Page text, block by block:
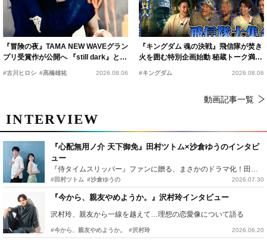
『冒険の夜』TAMA NEW WAVEグラン
プリ受賞作が公開へ 『still dark』と同
時上映決定
#古川ヒロシ #髙橋雄祐 2026.08.06
『キングダム 魂の決戦』飛信隊が焚き
火を囲む特別企画始動 秘蔵トーク満載
の“キングダムキャンプ”開催
#キングダム 2026.08.06
動画記事一覧
INTERVIEW
『心配無用ノ介 天下御免』田村ツトム×沙倉ゆうのインタビ
ュー
『侍タイムスリッパー』ファンに贈る、まさかのドラマ化！田村ツトム×沙倉ゆうのが語る『心配無用ノ介』撮影秘話
#田村ツトム #沙倉ゆうの 2026.07.30
『今から、親友やめようか。』沢村玲インタビュー
沢村玲、親友から一線を越えて…理想の恋愛像について語る
#今から、親友やめようか。 #沢村玲 2026.06.20